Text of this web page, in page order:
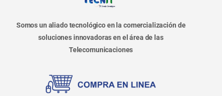
Somos un aliado tecnológico en la comercialización de
soluciones innovadoras en el área de las
Telecomunicaciones